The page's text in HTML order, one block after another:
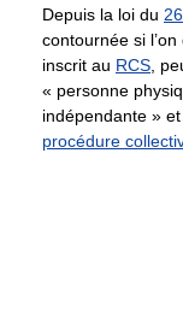
Depuis la loi du 26
contournée si
inscrit au RCS ,
« personne
indépendante »
procédure